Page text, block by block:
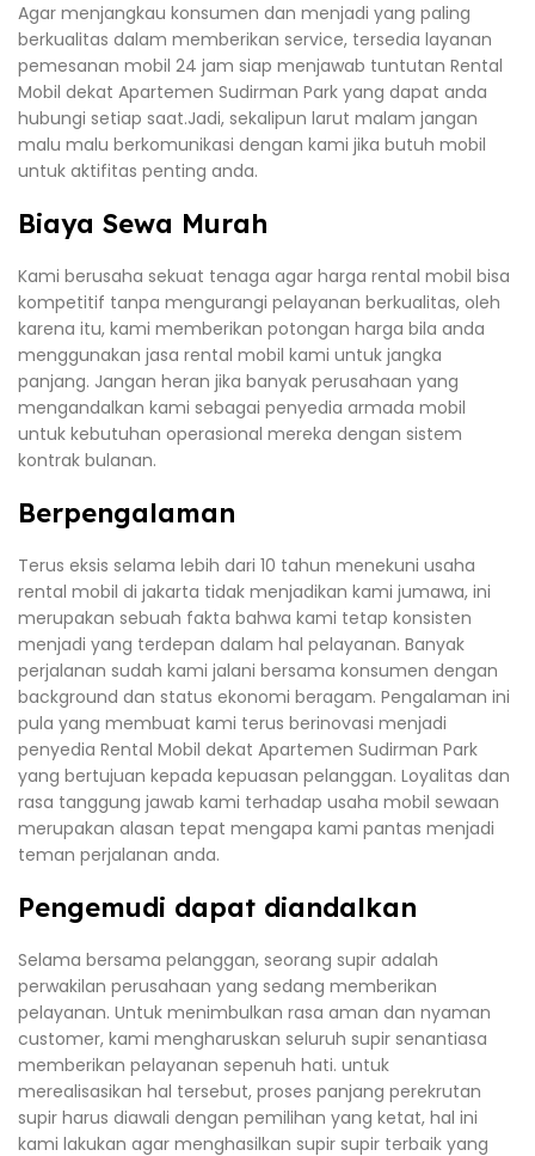
Agar menjangkau konsumen dan menjadi yang paling
berkualitas dalam memberikan service, tersedia layanan
pemesanan mobil 24 jam siap menjawab tuntutan Rental
Mobil dekat Apartemen Sudirman Park yang dapat anda
hubungi setiap saat.Jadi, sekalipun larut malam jangan
malu malu berkomunikasi dengan kami jika butuh mobil
untuk aktifitas penting anda.
Biaya Sewa Murah
Kami berusaha sekuat tenaga agar harga rental mobil bisa
kompetitif tanpa mengurangi pelayanan berkualitas, oleh
karena itu, kami memberikan potongan harga bila anda
menggunakan jasa rental mobil kami untuk jangka
panjang. Jangan heran jika banyak perusahaan yang
mengandalkan kami sebagai penyedia armada mobil
untuk kebutuhan operasional mereka dengan sistem
kontrak bulanan.
Berpengalaman
Terus eksis selama lebih dari 10 tahun menekuni usaha
rental mobil di jakarta tidak menjadikan kami jumawa, ini
merupakan sebuah fakta bahwa kami tetap konsisten
menjadi yang terdepan dalam hal pelayanan. Banyak
perjalanan sudah kami jalani bersama konsumen dengan
background dan status ekonomi beragam. Pengalaman ini
pula yang membuat kami terus berinovasi menjadi
penyedia Rental Mobil dekat Apartemen Sudirman Park
yang bertujuan kepada kepuasan pelanggan. Loyalitas dan
rasa tanggung jawab kami terhadap usaha mobil sewaan
merupakan alasan tepat mengapa kami pantas menjadi
teman perjalanan anda.
Pengemudi dapat diandalkan
Selama bersama pelanggan, seorang supir adalah
perwakilan perusahaan yang sedang memberikan
pelayanan. Untuk menimbulkan rasa aman dan nyaman
customer, kami mengharuskan seluruh supir senantiasa
memberikan pelayanan sepenuh hati. untuk
merealisasikan hal tersebut, proses panjang perekrutan
supir harus diawali dengan pemilihan yang ketat, hal ini
kami lakukan agar menghasilkan supir supir terbaik yang